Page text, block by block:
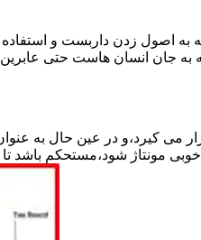
اصول زدن داربست و
جان انسان هاست حتی
کیرد،و در عین حال به
مونتاژ شود،مستحکم باشد